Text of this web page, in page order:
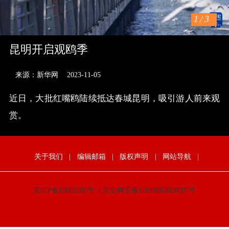
1 /3
昆明开启观鸥季
来源：新华网 2023-11-05
近日，大批红嘴鸥陆续抵达春城昆明，吸引游人前来观
赏。
关于我们 | 编辑邮箱 | 版权声明 | 网站导航 |
京ICP备19001086号-1 京公网安备11010802028087号